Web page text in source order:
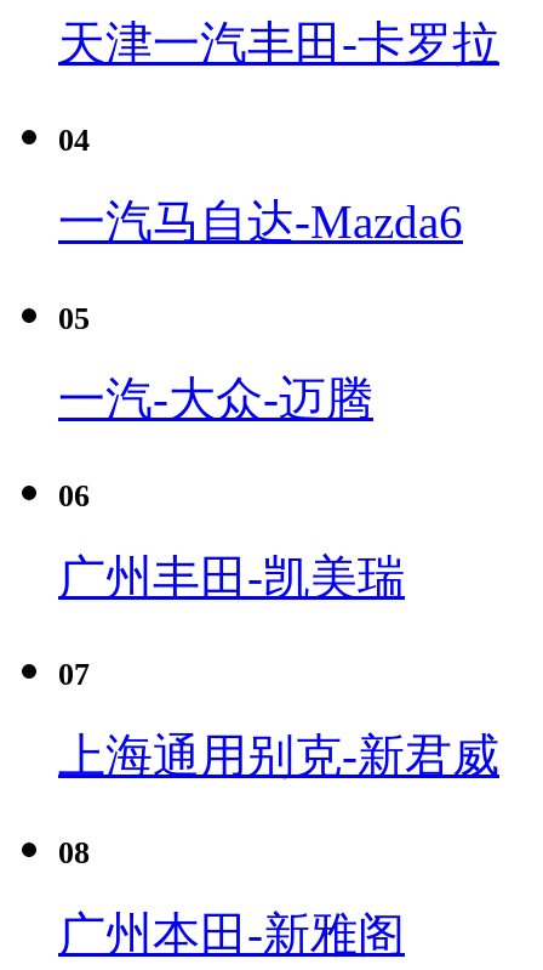
天津一汽丰田-卡罗拉
04
一汽马自达-Mazda6
05
一汽-大众-迈腾
06
广州丰田-凯美瑞
07
上海通用别克-新君威
08
广州本田-新雅阁